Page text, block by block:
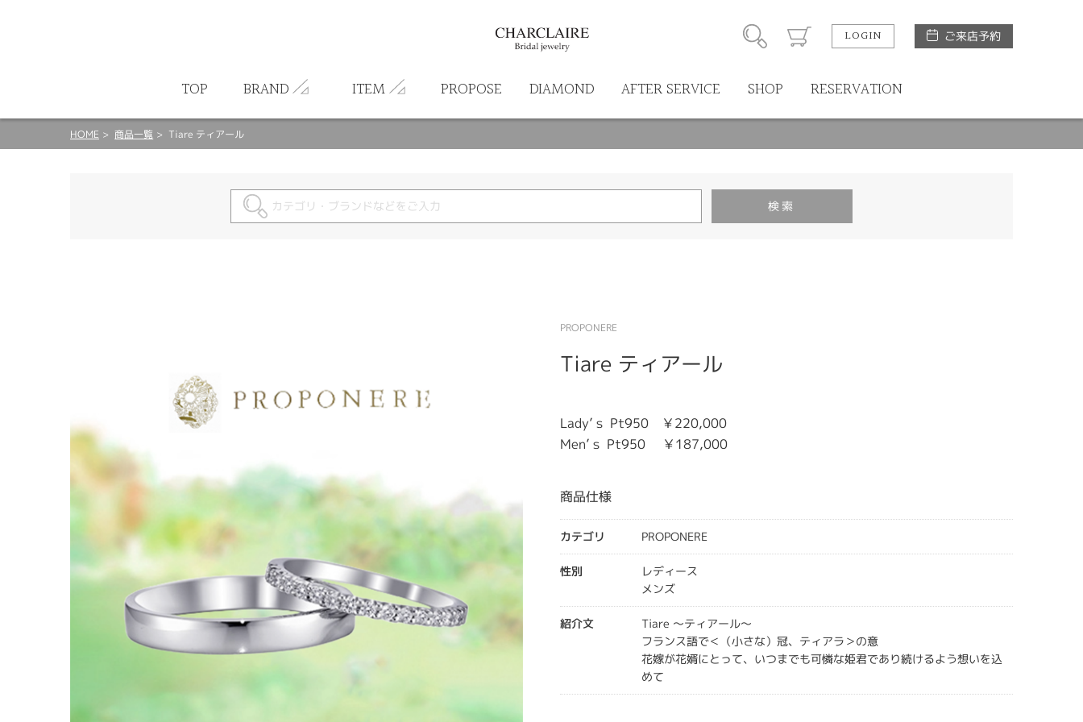
LOGIN ご来店予約
TOP BRAND ITEM PROPOSE DIAMOND AFTER SERVICE SHOP RESERVATION
HOME 商品一覧 Tiare ティアール
PROPONERE
Tiare ティアール
Lady’ｓ Pt950 ￥220,000
Men’ｓ Pt950 ￥187,000
商品仕様
カテゴリ PROPONERE
性別
レディース
メンズ
紹介文
Tiare ～ティアール～
フランス語で＜（小さな）冠、ティアラ＞の意
花嫁が花婿にとって、いつまでも可憐な姫君であり続けるよう想いを込
めて